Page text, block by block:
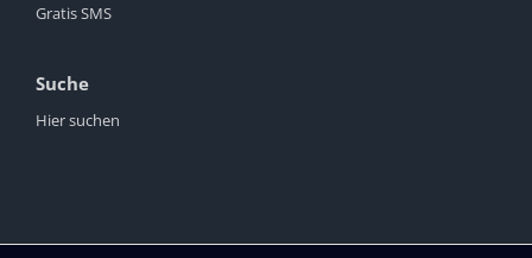
Gratis SMS
Suche
Hier suchen